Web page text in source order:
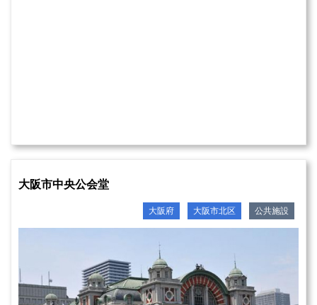
大阪市中央公会堂
大阪府 大阪市北区 公共施設